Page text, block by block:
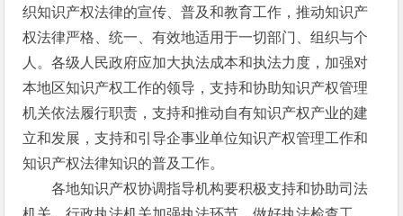
织知识产权法律的宣传、普及和教育工作，推动知识产
权法律严格、统一、有效地适用于一切部门、组织与个
人。各级人民政府应加大执法成本和执法力度，加强对
本地区知识产权工作的领导，支持和协助知识产权管理
机关依法履行职责，支持和推动自有知识产权产业的建
立和发展，支持和引导企事业单位知识产权管理工作和
知识产权法律知识的普及工作。
各地知识产权协调指导机构要积极支持和协助司法